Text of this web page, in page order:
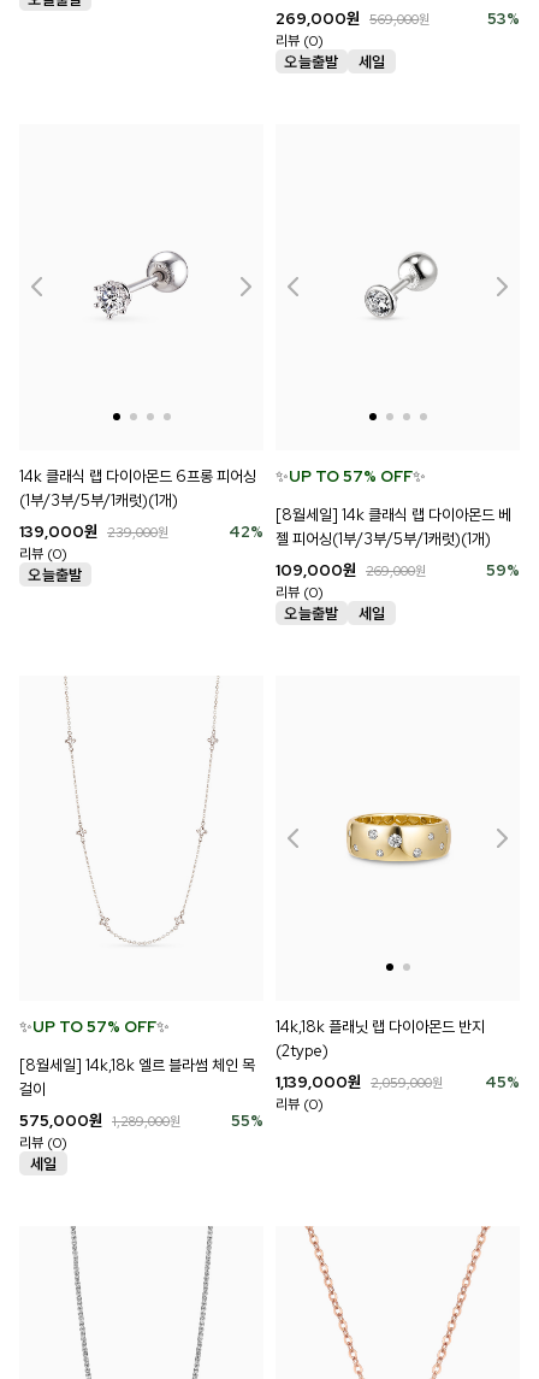
53%
269,000원 569,000원
리뷰 (0)
14k 클래식 랩 다이아몬드 6프롱 피어싱
(1부/3부/5부/1캐럿)(1개)
42%
139,000원 239,000원
리뷰 (0)
✨UP TO 57% OFF✨
[8월세일] 14k 클래식 랩 다이아몬드 베
젤 피어싱(1부/3부/5부/1캐럿)(1개)
59%
109,000원 269,000원
리뷰 (0)
✨UP TO 57% OFF✨
[8월세일] 14k,18k 엘르 블라썸 체인 목
걸이
55%
575,000원 1,289,000원
리뷰 (0)
14k,18k 플래닛 랩 다이아몬드 반지
(2type)
45%
1,139,000원 2,059,000원
리뷰 (0)